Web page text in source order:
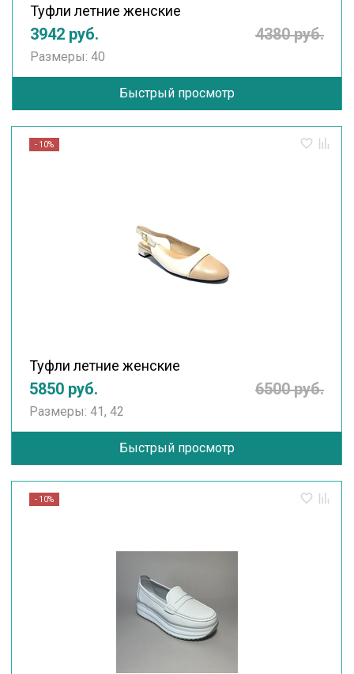
Туфли летние женские
3942 руб. 4380 руб.
Размеры: 40
Быстрый просмотр
- 10%
Туфли летние женские
5850 руб. 6500 руб.
Размеры: 41, 42
Быстрый просмотр
- 10%